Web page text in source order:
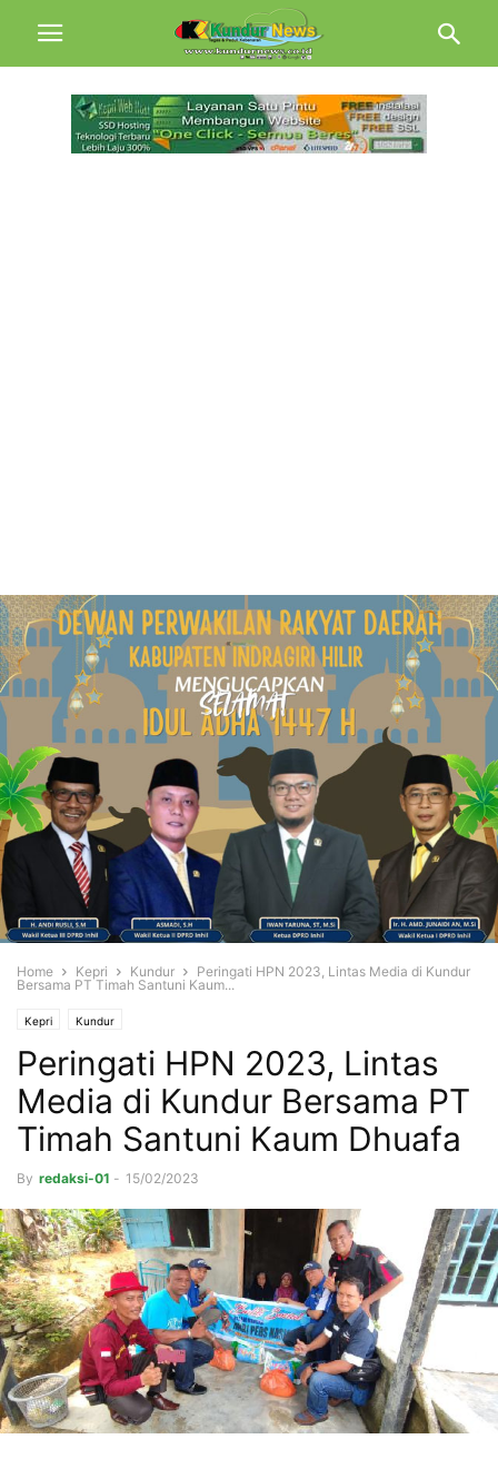
Home Kepri Kundur
Peringati HPN 2023, Lintas Media di Kundur
Bersama PT Timah Santuni Kaum...
Kepri Kundur
Peringati HPN 2023, Lintas
Media di Kundur Bersama PT
Timah Santuni Kaum Dhuafa
By redaksi-01 - 15/02/2023